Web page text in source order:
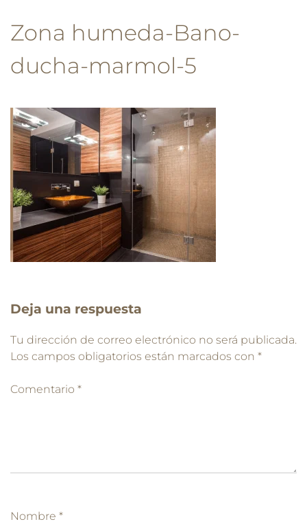
Zona humeda-Bano-
ducha-marmol-5
Deja una respuesta
Tu dirección de correo electrónico no será publicada.
Los campos obligatorios están marcados con *
Comentario *
Nombre *